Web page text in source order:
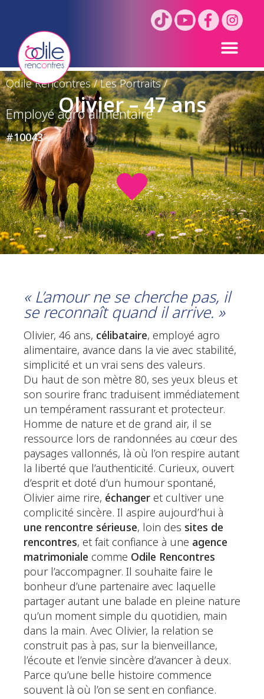
Odile Rencontres/Les Portraits/
Olivier – 47 ans
Employé agro alimentaire
#10043
« L’amour ne se cherche pas, il
se reconnaît quand il arrive. »
Olivier, 46 ans, célibataire, employé agro
alimentaire, avance dans la vie avec stabilité,
simplicité et un vrai sens des valeurs.
Du haut de son mètre 80, ses yeux bleus et
son sourire franc traduisent immédiatement
un tempérament rassurant et protecteur.
Homme de nature et de grand air, il se
ressource lors de randonnées au cœur des
paysages vallonnés, là où l’on respire autant
la liberté que l’authenticité. Curieux, ouvert
d’esprit et doté d’un humour spontané,
Olivier aime rire, échanger et cultiver une
complicité sincère. Il aspire aujourd’hui à
une rencontre sérieuse, loin des sites de
rencontres, et fait confiance à une agence
matrimoniale comme Odile Rencontres
pour l’accompagner. Il souhaite faire le
bonheur d’une partenaire avec laquelle
partager autant une balade en pleine nature
qu’un moment simple du quotidien, main
dans la main. Avec Olivier, la relation se
construit pas à pas, sur la bienveillance,
l’écoute et l’envie sincère d’avancer à deux.
Parce qu’une belle histoire commence
souvent là où l’on se sent en confiance.